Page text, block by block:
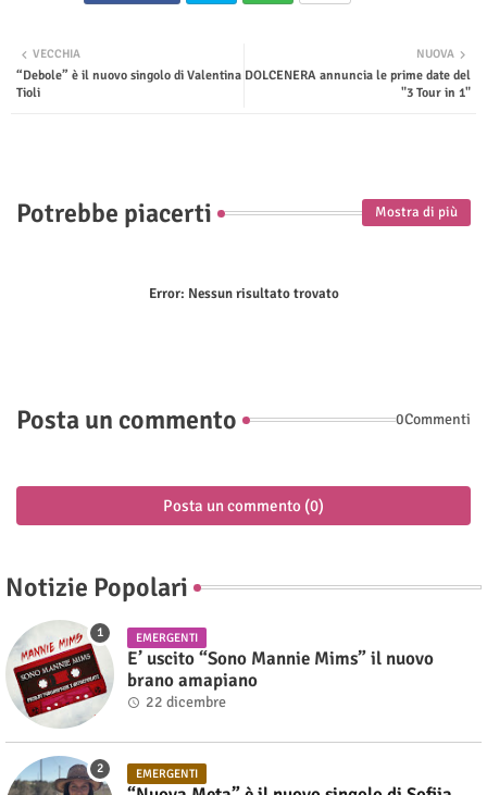
ter tsap
NUOVA
DOLCENERA annuncia le prime date del
"3 Tour in 1"
VECCHIA
“Debole” è il nuovo singolo di Valentina
Tioli
Potrebbe piacerti Mostra di più
Error: Nessun risultato trovato
Posta un commento 0Commenti
Posta un commento (0)
Notizie Popolari
EMERGENTI
E’ uscito “Sono Mannie Mims” il nuovo
brano amapiano
22 dicembre
EMERGENTI